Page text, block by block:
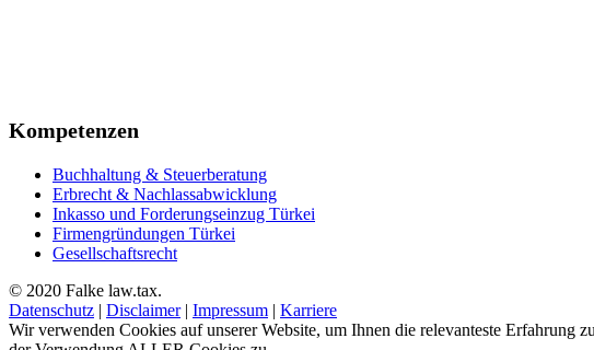
Kompetenzen
Buchhaltung & Steuerberatung
Erbrecht & Nachlassabwicklung
Inkasso und Forderungseinzug Türkei
Firmengründungen Türkei
Gesellschaftsrecht
© 2020 Falke law.tax.
Datenschutz | Disclaimer| Impressum | Karriere
Wir verwenden Cookies auf unserer Website, um Ihnen die relevanteste